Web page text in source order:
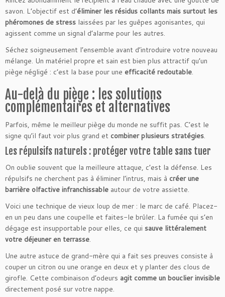
savon. L’objectif est d’éliminer les résidus collants mais surtout les
phéromones de stress laissées par les guêpes agonisantes, qui
agissent comme un signal d’alarme pour les autres.
Séchez soigneusement l’ensemble avant d’introduire votre nouveau
mélange. Un matériel propre et sain est bien plus attractif qu’un
piège négligé : c’est la base pour une efficacité redoutable.
Au-delà du piège : les solutions
complémentaires et alternatives
Parfois, même le meilleur piège du monde ne suffit pas. C’est le
signe qu’il faut voir plus grand et combiner plusieurs stratégies.
Les répulsifs naturels : protéger votre table sans tuer
On oublie souvent que la meilleure attaque, c’est la défense. Les
répulsifs ne cherchent pas à éliminer l’intrus, mais à créer une
barrière olfactive infranchissable autour de votre assiette.
Voici une technique de vieux loup de mer : le marc de café. Placez-
en un peu dans une coupelle et faites-le brûler. La fumée qui s’en
dégage est insupportable pour elles, ce qui sauve littéralement
votre déjeuner en terrasse.
Une autre astuce de grand-mère qui a fait ses preuves consiste à
couper un citron ou une orange en deux et y planter des clous de
girofle. Cette combinaison d’odeurs agit comme un bouclier invisible
directement posé sur votre nappe.